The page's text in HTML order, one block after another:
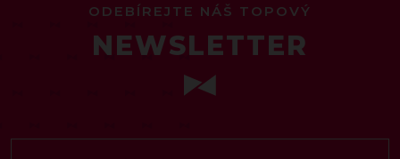
ODEBÍREJTE NÁŠ TOPOVÝ
NEWSLETTER